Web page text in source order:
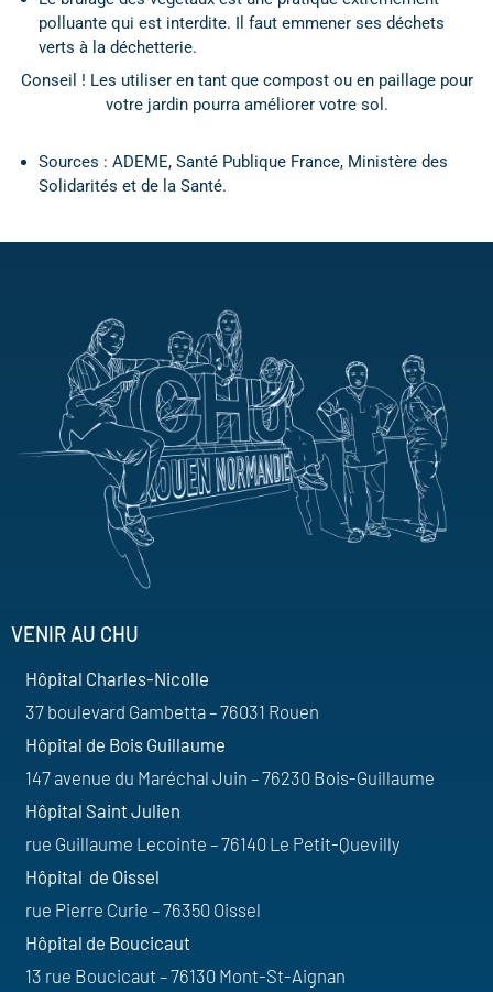
polluante qui est interdite. Il faut emmener ses déchets
verts à la déchetterie.
Conseil ! Les utiliser en tant que compost ou en paillage pour
votre jardin pourra améliorer votre sol.
Sources : ADEME, Santé Publique France, Ministère des
Solidarités et de la Santé.
VENIR AU CHU
Hôpital Charles-Nicolle
37 boulevard Gambetta – 76031 Rouen
Hôpital de Bois Guillaume
147 avenue du Maréchal Juin – 76230 Bois-Guillaume
Hôpital Saint Julien
rue Guillaume Lecointe – 76140 Le Petit-Quevilly
Hôpital de Oissel
rue Pierre Curie – 76350 Oissel
Hôpital de Boucicaut
13 rue Boucicaut – 76130 Mont-St-Aignan